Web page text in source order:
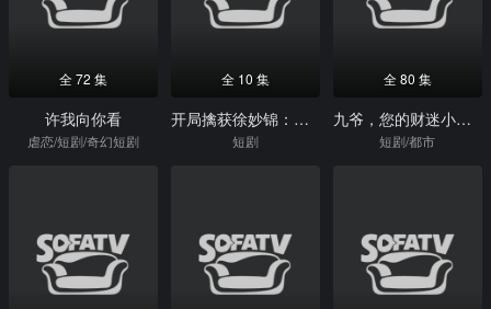
全 72 集
许我向你看
虐恋/短剧/奇幻短剧
全 10 集
开局擒获徐妙锦：虾仁的逆袭路
短剧
全 80 集
九爷，您的财迷小娇妻已上线
短剧/都市